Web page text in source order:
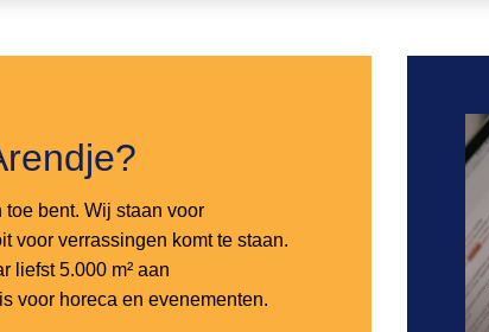
bent. Wij staan voor
voor verrassingen komt te staan.
liefst 5.000 m² aan
voor horeca en evenementen.